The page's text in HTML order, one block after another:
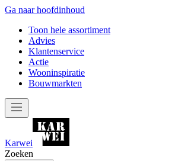
Ga naar hoofdinhoud
Toon hele assortiment
Advies
Klantenservice
Actie
Wooninspiratie
Bouwmarkten
Karwei
Zoeken